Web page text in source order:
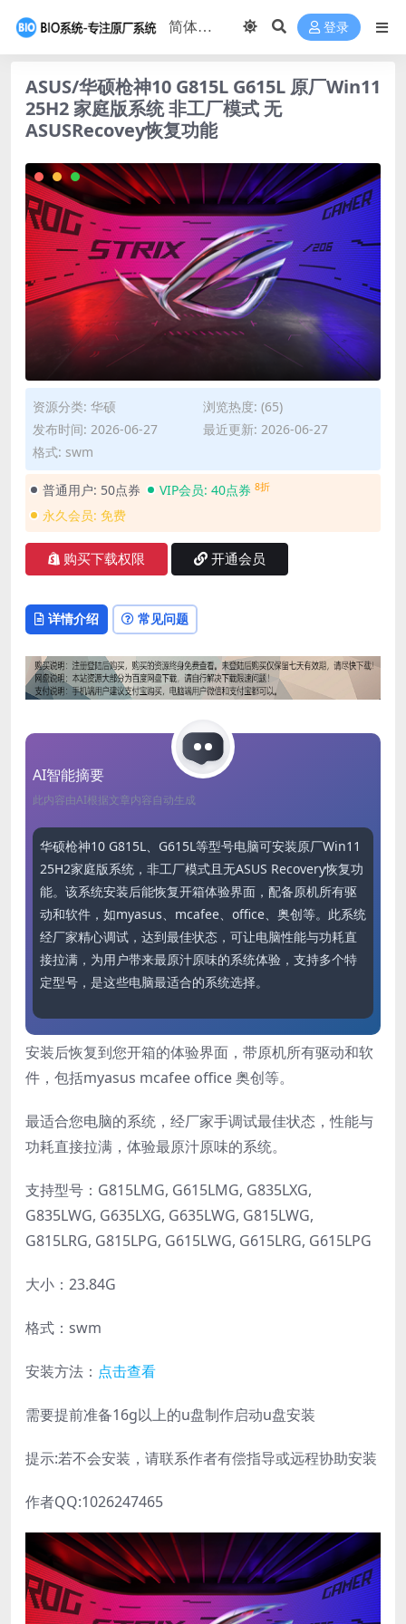
登录
ASUS/华硕枪神10 G815L G615L 原厂Win11
25H2 家庭版系统 非工厂模式 无
ASUSRecovey恢复功能
资源分类: 华硕
浏览热度: (65)
发布时间: 2026-06-27
最近更新: 2026-06-27
格式: swm
普通用户: 50点券 VIP会员: 40点券 8折
永久会员: 免费
购买下载权限 开通会员
详情介绍 常见问题
AI智能摘要
此内容由AI根据文章内容自动生成
华硕枪神10 G815L、G615L等型号电脑可安装原厂Win11
25H2家庭版系统，非工厂模式且无ASUS Recovery恢复功
能。该系统安装后能恢复开箱体验界面，配备原机所有驱
动和软件，如myasus、mcafee、office、奥创等。此系统
经厂家精心调试，达到最佳状态，可让电脑性能与功耗直
接拉满，为用户带来最原汁原味的系统体验，支持多个特
定型号，是这些电脑最适合的系统选择。
安装后恢复到您开箱的体验界面，带原机所有驱动和软
件，包括myasus mcafee office 奥创等。
最适合您电脑的系统，经厂家手调试最佳状态，性能与
功耗直接拉满，体验最原汁原味的系统。
支持型号：G815LMG, G615LMG, G835LXG,
G835LWG, G635LXG, G635LWG, G815LWG,
G815LRG, G815LPG, G615LWG, G615LRG, G615LPG
大小：23.84G
格式：swm
安装方法： 点击查看
需要提前准备16g以上的u盘制作启动u盘安装
提示:若不会安装，请联系作者有偿指导或远程协助安装
作者QQ:1026247465